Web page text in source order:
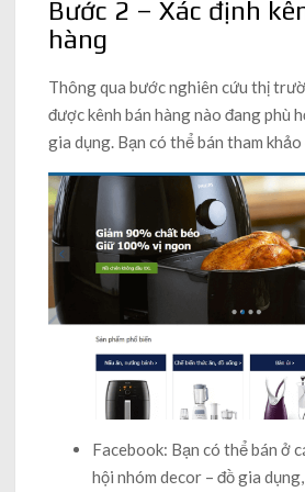
Bước 2 – Xác định
hàng
Thông qua bước nghiên cứu thị
được kênh bán hàng nào đang phù
gia dụng. Bạn có thể bán tham khảo
Facebook: Bạn có thể bán ở
hội nhóm decor – đồ gia